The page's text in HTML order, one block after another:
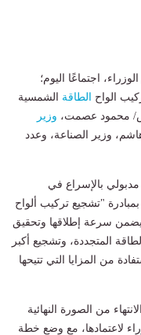
اجتماعًا اليوم؛
الواح
الطاقة الشمسية
محمود عصمت، وزير
وزير الصناعة، وعدد
بالإسراع في
"تشجيع تركيب ألواح
يضمن سرعة إطلاقها وتحقيق
المتجددة، وتشجيع أكبر
من المزايا التي تتيحها
من الصورة النهائية
لاعتمادها، مع وضع خطة